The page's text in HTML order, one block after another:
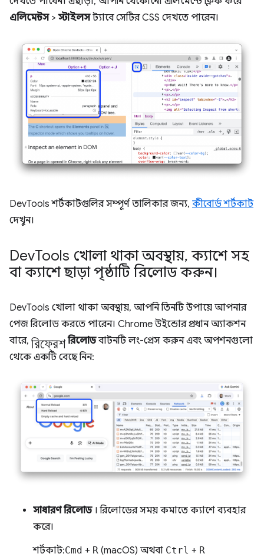
এলিমেন্টস>স্টাইলসট্যাবে সেটির CSS দেখতে পারেন।
DevTools শর্টকাটগুলির সম্পূর্ণ তালিকার জন্য, কীবোর্ড শর্টকাট
দেখুন।
DevTools খোলা থাকা অবস্থায়, ক্যাশে সহ
বা ক্যাশে ছাড়া পৃষ্ঠাটি রিলোড করুন।
DevTools খোলা থাকা অবস্থায়, আপনি তিনটি উপায়ে আপনার
পেজ রিলোড করতে পারেন। Chrome উইন্ডোর প্রধান অ্যাকশন
বারে, রিফ্রেশ রিলোডবাটনটি লং-প্রেস করুন এবং অপশনগুলো
থেকে একটি বেছে নিন:
সাধারণ রিলোড। রিলোডের সময় কমাতে ক্যাশে ব্যবহার
করে।
শর্টকাট:Cmd + R (macOS) অথবা Ctrl + R